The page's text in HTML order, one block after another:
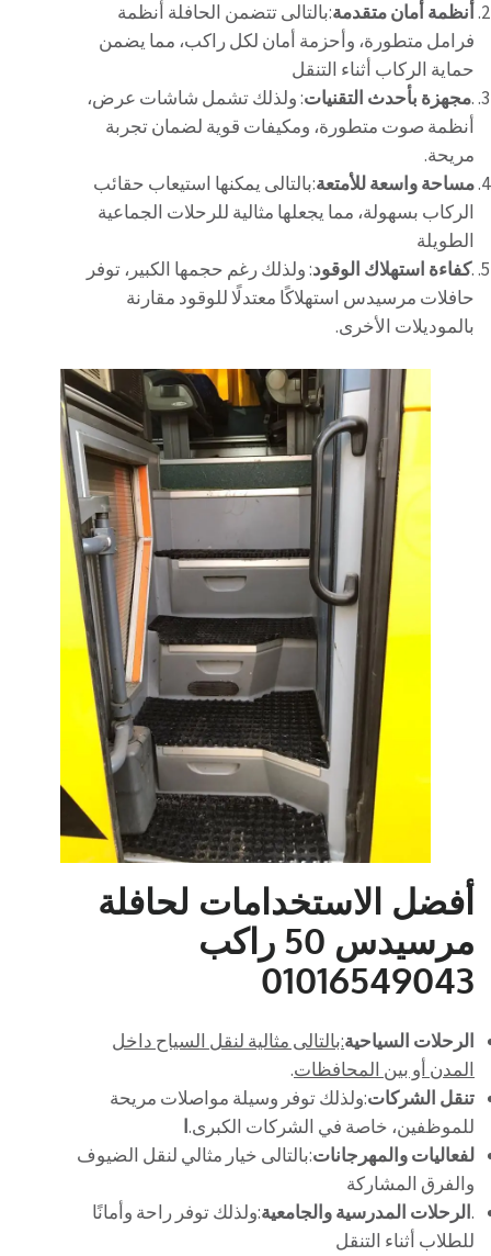
أنظمة أمان متقدمة:بالتالى تتضمن الحافلة أنظمة
فرامل متطورة، وأحزمة أمان لكل راكب، مما يضمن
حماية الركاب أثناء التنقل
.مجهزة بأحدث التقنيات: ولذلك تشمل شاشات عرض،
أنظمة صوت متطورة، ومكيفات قوية لضمان تجربة
مريحة.
مساحة واسعة للأمتعة:بالتالى يمكنها استيعاب حقائب
الركاب بسهولة، مما يجعلها مثالية للرحلات الجماعية
الطويلة
.كفاءة استهلاك الوقود: ولذلك رغم حجمها الكبير، توفر
حافلات مرسيدس استهلاكًا معتدلًا للوقود مقارنة
بالموديلات الأخرى.
أفضل الاستخدامات لحافلة
مرسيدس 50 راكب
01016549043
الرحلات السياحية:بالتالى مثالية لنقل السياح داخل
المدن أو بين المحافظات.
تنقل الشركات:ولذلك توفر وسيلة مواصلات مريحة
للموظفين، خاصة في الشركات الكبرى.ا
لفعاليات والمهرجانات:بالتالى خيار مثالي لنقل الضيوف
والفرق المشاركة
.الرحلات المدرسية والجامعية:ولذلك توفر راحة وأمانًا
للطلاب أثناء التنقل